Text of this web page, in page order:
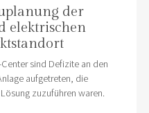
der
elektrischen
sind Defizite an den
aufgetreten, die
zuzuführen waren.